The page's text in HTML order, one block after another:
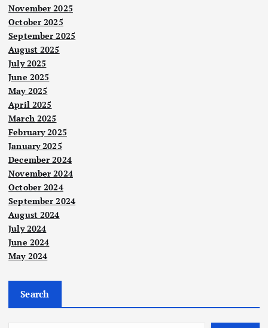
November 2025
October 2025
September 2025
August 2025
July 2025
June 2025
May 2025
April 2025
March 2025
February 2025
January 2025
December 2024
November 2024
October 2024
September 2024
August 2024
July 2024
June 2024
May 2024
Search
Nege
ri
Pok
ok
tum
ban
g:
Cari
jala
n
yele
saia
n,
Sar
awa
pun
n
per